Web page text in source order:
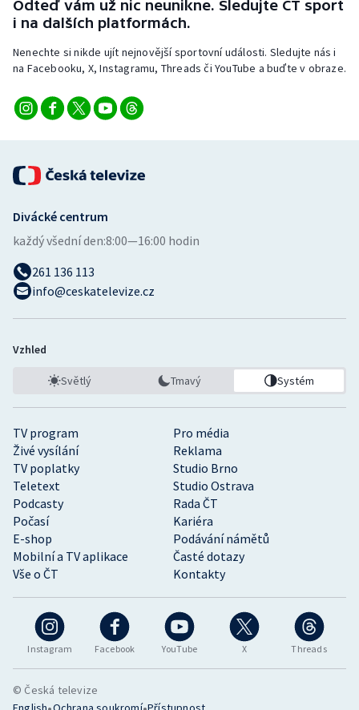
Stolní tenis
Vodní slalom
Odteď vám už nic neunikne. Sledujte ČT sport
i na dalších platformách.
Nenechte si nikde ujít nejnovější sportovní události. Sledujte nás i
na Facebooku, X, Instagramu, Threads či YouTube a buďte v obraze.
Instagram Facebook YouTube X Threads
TV program
Pro média
Živé vysílání
Reklama
TV poplatky
Studio Brno
Teletext
Studio Ostrava
Podcasty
Rada ČT
Počasí
Kariéra
E-shop
Podávání námětů
Mobilní a TV aplikace
Časté dotazy
Vše o ČT
Kontakty
Divácké centrum
každý všední den:8:00—16:00 hodin
261 136 113
info@ceskatelevize.cz
Vzhled
Světlý Tmavý Systém
© Česká televize